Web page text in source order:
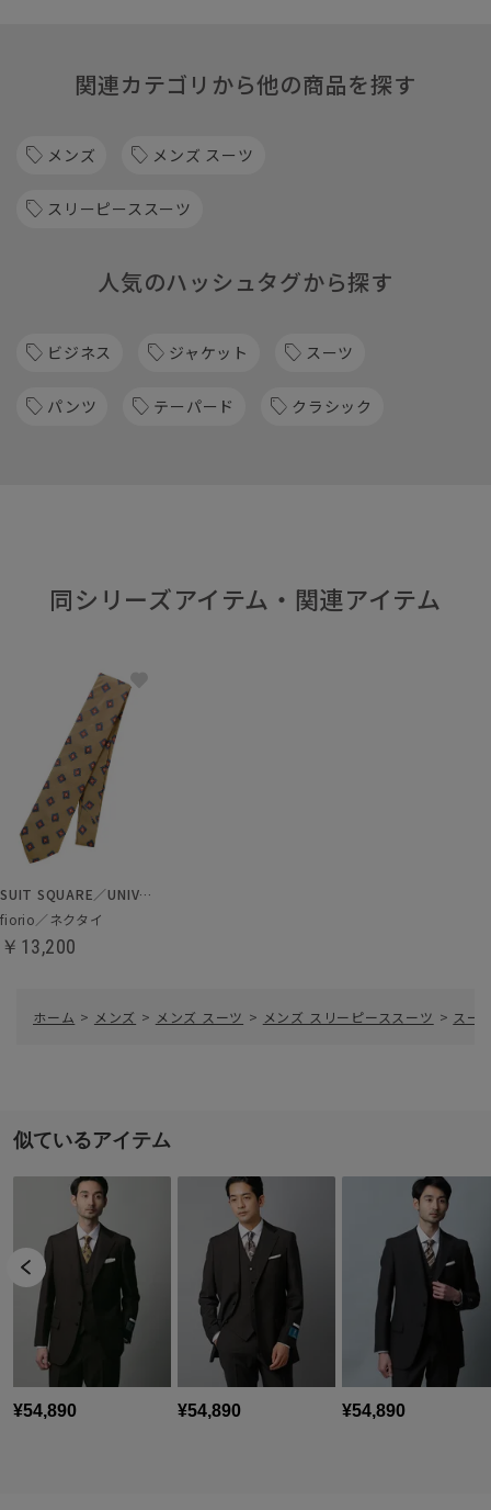
関連カテゴリから他の商品を探す
メンズ メンズ スーツ
スリーピーススーツ
人気のハッシュタグから探す
ビジネス ジャケット スーツ
パンツ テーパード クラシック
同シリーズアイテム・関連アイテム
SUIT SQUARE／UNIVERSAL LANGUAGE
fiorio／ネクタイ
￥13,200
ホーム > メンズ > メンズ スーツ > メンズ スリーピーススーツ > スー